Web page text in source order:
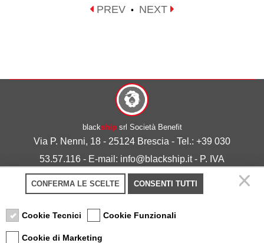
PREV • NEXT
blackshipsrl Società Benefit
Via P. Nenni, 18 - 25124 Brescia - Tel.: +39 030
53.57.116 - E-mail: info@blackship.it - P. IVA
03492980986
Privacy policy-Cookie policy
CONFERMA LE SCELTE CONSENTI TUTTI
Cookie Tecnici Cookie Funzionali
Cookie di Marketing